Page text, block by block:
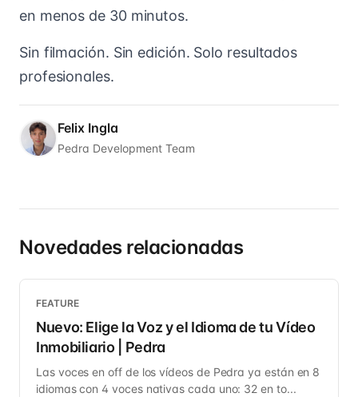
en menos de 30 minutos.
Sin filmación. Sin edición. Solo resultados
profesionales.
Felix Ingla
Pedra Development Team
Novedades relacionadas
FEATURE
Nuevo: Elige la Voz y el Idioma de tu Vídeo
Inmobiliario | Pedra
Las voces en off de los vídeos de Pedra ya están en 8
idiomas con 4 voces nativas cada uno: 32 en to...